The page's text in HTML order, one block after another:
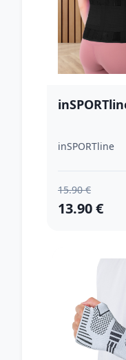
inSPORTline
15.90 €
13.90 €